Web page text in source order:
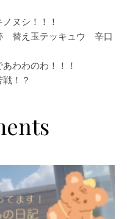
ヌシ！！！
替え玉テッキュウ 辛口
わわのわ！！！
！？